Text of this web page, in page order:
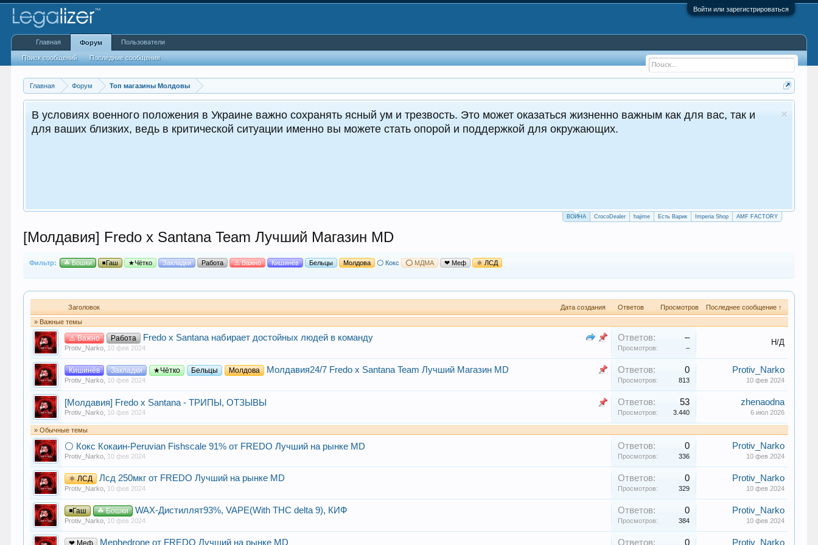
Войти или зарегистрироваться
Главная Форум Топ магазины Молдовы
В условиях военного положения в Украине важно сохранять ясный ум и трезвость. Это может оказаться жизненно важным как для вас, так и
для ваших близких, ведь в критической ситуации именно вы можете стать опорой и поддержкой для окружающих.
ВОЙНА CrocoDealer hajime Есть Варик Imperia Shop AMF FACTORY
[Молдавия] Fredo x Santana Team Лучший Магазин MD
Фильтр: ☘ Бошки ◾Гаш ★Чётко Закладки Работа ⚠️ Важно Кишинёв Бельцы Молдова ⚪ Кокс ⭕ МДМА ❤ Меф ⚛ ЛСД
Заголовок Дата создания Ответов Просмотров
Последнее сообщение ↑
» Важные темы
⚠️ Важно Работа Fredo x Santana набирает достойных людей в команду
Protiv_Narko 10 фев 2024
Ответов: –
Просмотров: –
Н/Д
Кишинёв Закладки ★Чётко Бельцы Молдова Молдавия24/7 Fredo x Santana Team Лучший Магазин MD
Protiv_Narko 10 фев 2024
Ответов: 0
Просмотров: 813
Protiv_Narko
10 фев 2024
[Молдавия] Fredo x Santana - ТРИПЫ, ОТЗЫВЫ
Protiv_Narko 10 фев 2024
Ответов: 53
Просмотров: 3.440
zhenaodna
6 июл 2026
» Обычные темы
⚪ Кокс Кокаин-Peruvian Fishscale 91% от FREDO Лучший на рынке MD
Protiv_Narko 10 фев 2024
Ответов: 0
Просмотров: 336
Protiv_Narko
10 фев 2024
⚛ ЛСД Лсд 250мкг от FREDO Лучший на рынке MD
Protiv_Narko 10 фев 2024
Ответов: 0
Просмотров: 329
Protiv_Narko
10 фев 2024
◾Гаш ☘ Бошки WAX-Дистиллят93%, VAPE(With THC delta 9), КИФ
Protiv_Narko 10 фев 2024
Ответов: 0
Просмотров: 384
Protiv_Narko
10 фев 2024
❤ Меф Mephedrone от FREDO Лучший на рынке MD Ответов: 0 Protiv_Narko
Главная Форум
Поиск сообщений Последние сообщения
Пользователи